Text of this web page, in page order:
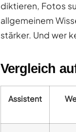
diktieren, Fotos
allgemeinem
stärker. Und wer
Vergleich
Assistent